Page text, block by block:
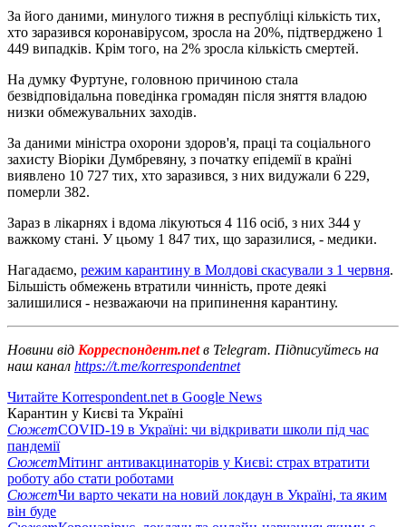
За його даними, минулого тижня в республіці кількість тих,
хто заразився коронавірусом, зросла на 20%, підтверджено 1
449 випадків. Крім того, на 2% зросла кількість смертей.
На думку Фуртуне, головною причиною стала
безвідповідальна поведінка громадян після зняття владою
низки обмежувальних заходів.
За даними міністра охорони здоров'я, праці та соціального
захисту Віоріки Думбревяну, з початку епідемії в країні
виявлено 10 727 тих, хто заразився, з них видужали 6 229,
померли 382.
Зараз в лікарнях і вдома лікуються 4 116 осіб, з них 344 у
важкому стані. У цьому 1 847 тих, що заразилися, - медики.
Нагадаємо, режим карантину в Молдові скасували з 1 червня.
Більшість обмежень втратили чинність, проте деякі
залишилися - незважаючи на припинення карантину.
Новини від Корреспондент.netв Telegram. Підписуйтесь на
наш канал https://t.me/korrespondentnet
Читайте Korrespondent.net в Google News
Карантин у Києві та Україні
СюжетCOVID-19 в Україні: чи відкривати школи під час
пандемії
СюжетМітинг антивакцинаторів у Києві: страх втратити
роботу або стати роботами
СюжетЧи варто чекати на новий локдаун в Україні, та яким
він буде